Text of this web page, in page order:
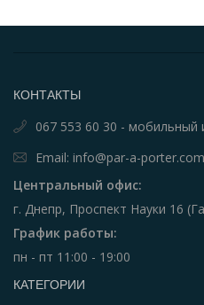
КОНТАКТЫ
067 553 60 30 - мобильный
Email: info@par-a-porter.com
Центральный офис:
г. Днепр, Проспект Науки 16
График работы:
пн - пт 11:00 - 19:00
КАТЕГОРИИ